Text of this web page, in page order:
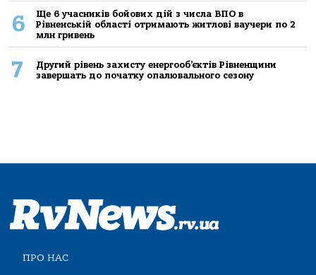
6
Ще 6 учасників бойових дій з числа ВПО в
Рівненській області отримають житлові ваучери по 2
млн гривень
7
Другий рівень захисту енергооб’єктів Рівненщини
завершать до початку опалювального сезону
ПРО НАС